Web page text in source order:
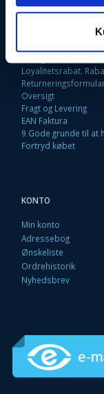
Loyalitetsrabat.
Oversigt
Fragt og Levering
EAN Faktura
9 Gode grunde til at
Fortryd købet
KONTO
Min konto
Adressebog
Ønskeliste
Ordrehistorik
Nyhedsbrev